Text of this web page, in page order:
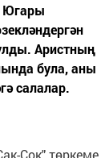
Югары
Аристның
була, аны
салалар.
Сок" төркеме